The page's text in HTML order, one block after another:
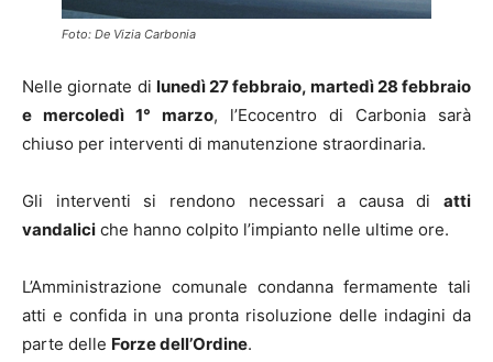
Foto: De Vizia Carbonia
Nelle giornate di lunedì 27 febbraio, martedì 28 febbraio
e mercoledì 1° marzo, l’Ecocentro di Carbonia sarà
chiuso per interventi di manutenzione straordinaria.
Gli interventi si rendono necessari a causa di atti
vandalici che hanno colpito l’impianto nelle ultime ore.
L’Amministrazione comunale condanna fermamente tali
atti e confida in una pronta risoluzione delle indagini da
parte delle Forze dell’Ordine.